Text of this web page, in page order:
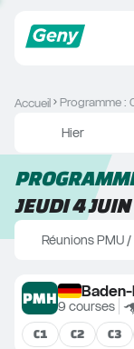
Accueil Programme
Hier
JEUDI 4
Réunions PMU
PMH9 courses
C1 C2 C3